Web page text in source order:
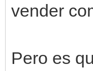
vender
Pero es